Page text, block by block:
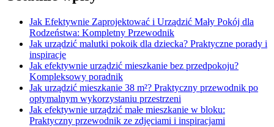
Jak Efektywnie Zaprojektować i Urządzić Mały Pokój dla
Rodzeństwa: Kompletny Przewodnik
Jak urządzić malutki pokoik dla dziecka? Praktyczne porady i
inspiracje
Jak efektywnie urządzić mieszkanie bez przedpokoju?
Kompleksowy poradnik
Jak urządzić mieszkanie 38 m²? Praktyczny przewodnik po
optymalnym wykorzystaniu przestrzeni
Jak efektywnie urządzić małe mieszkanie w bloku:
Praktyczny przewodnik ze zdjęciami i inspiracjami